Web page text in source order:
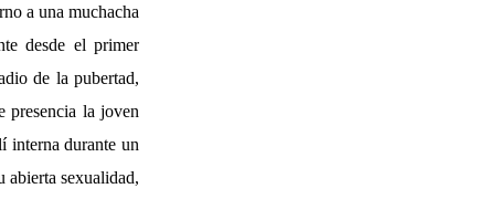
a una muchacha
desde el primer
de la pubertad,
presencia la joven
interna durante un
abierta sexualidad,